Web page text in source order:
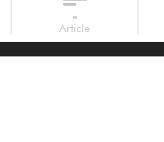
-
Article